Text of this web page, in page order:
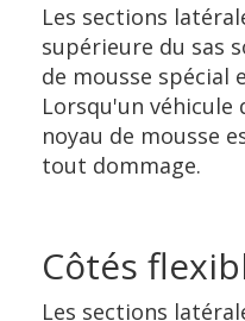
Les sections
supérieure du sas
de mousse spécial
Lorsqu'un véhicule
noyau de mousse
tout dommage.
Côtés
Les sections